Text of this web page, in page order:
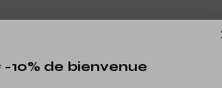
-10% de bienvenue